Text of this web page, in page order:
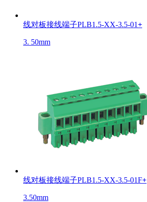
线对板接线端子PLB1.5-XX-3.5-01+
3. 50mm
线对板接线端子PLB1.5-XX-3.5-01F+
3.50mm